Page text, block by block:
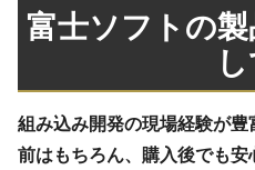
富士ソフトの
組み込み開発の現場経験が
前はもちろん、購入後でも